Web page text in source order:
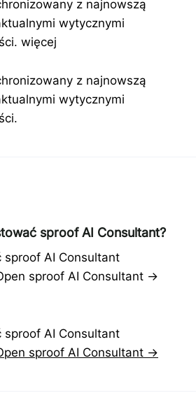
z najnowszą
wytycznymi
więcej
z najnowszą
wytycznymi
sproof AI Consultant?
AI Consultant
sproof AI Consultant →
AI Consultant
sproof AI Consultant →